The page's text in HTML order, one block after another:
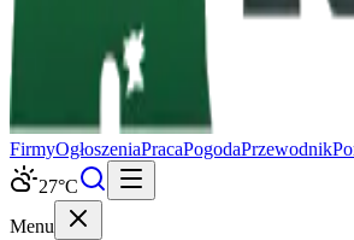
FirmyOgłoszeniaPracaPogodaPrzewodnik
27°C
Menu